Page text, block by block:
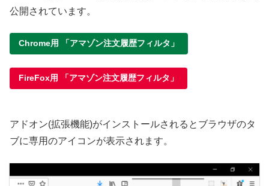
公開されています。
Chrome用 「アマゾン注文履歴フィルタ」
FireFox用 「アマゾン注文履歴フィルタ」
アドオン(拡張機能)がインストールされるとブラウザのタ
ブに専用のアイコンが表示されます。